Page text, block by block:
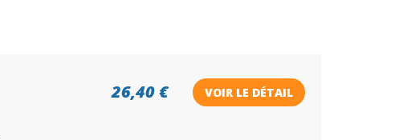
26,40 € VOIR LE DÉTAIL